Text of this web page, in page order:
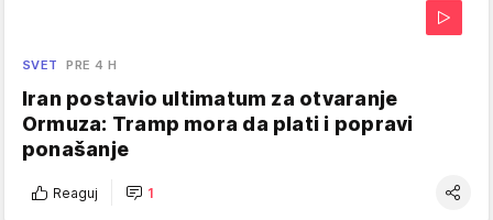
SVET PRE 4 H
Iran postavio ultimatum za otvaranje
Ormuza: Tramp mora da plati i popravi
ponašanje
Reaguj 1